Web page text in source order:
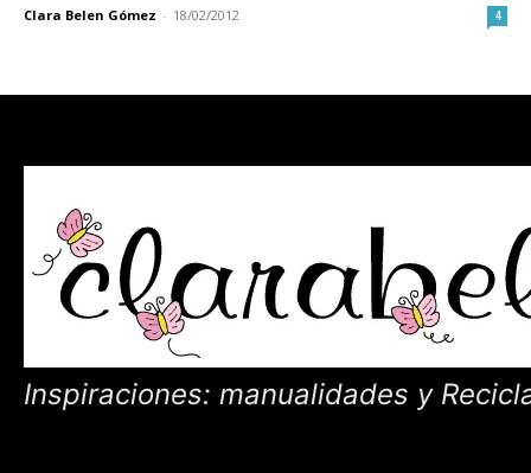
Clara Belen Gómez - 18/02/2012 4
Inspiraciones: manualidades y